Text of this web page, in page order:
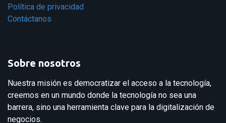
Política de privacidad
Contáctanos
Sobre nosotros
Nuestra misión es democratizar el acceso a la tecnología,
creemos en un mundo donde la tecnología no sea una
barrera, sino una herramienta clave para la digitalización de
negocios.